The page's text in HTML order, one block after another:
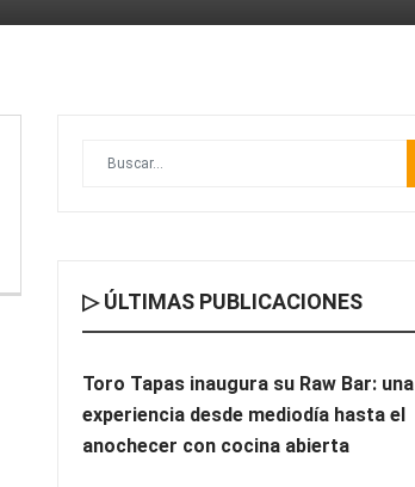
▷ ÚLTIMAS PUBLICACIONES
Toro Tapas inaugura su Raw Bar: una
experiencia desde mediodía hasta el
anochecer con cocina abierta